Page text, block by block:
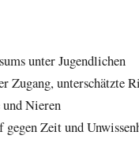
unter Jugendlichen
Zugang, unterschätzte
Nieren
Zeit und